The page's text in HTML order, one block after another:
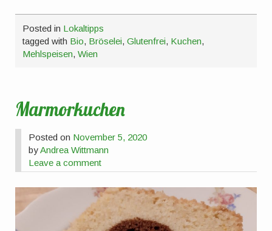
Posted in Lokaltipps
tagged with Bio, Bröselei,Glutenfrei, Kuchen,
Mehlspeisen,Wien
Marmorkuchen
Posted on November 5, 2020
byAndrea Wittmann
Leave a comment